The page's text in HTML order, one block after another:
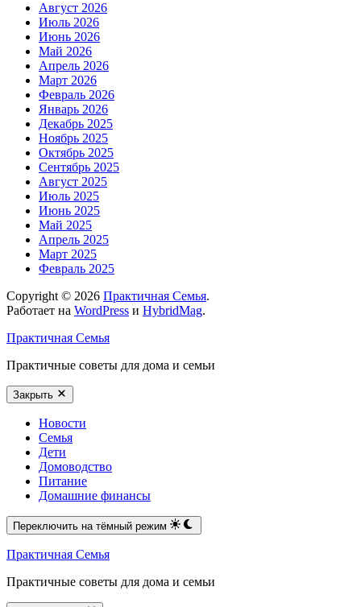
Август 2026
Июль 2026
Июнь 2026
Май 2026
Апрель 2026
Март 2026
Февраль 2026
Январь 2026
Декабрь 2025
Ноябрь 2025
Октябрь 2025
Сентябрь 2025
Август 2025
Июль 2025
Июнь 2025
Май 2025
Апрель 2025
Март 2025
Февраль 2025
Copyright © 2026 Практичная Семья.
Работает на WordPress и HybridMag.
Практичная Семья
Практичные советы для дома и семьи
Закрыть
Новости
Семья
Дети
Домоводство
Питание
Домашние финансы
Переключить на тёмный режим
Практичная Семья
Практичные советы для дома и семьи